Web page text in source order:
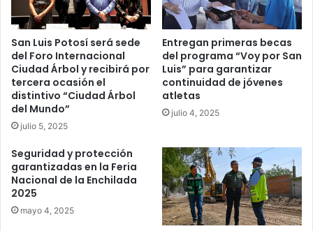
San Luis Potosí será sede
del Foro Internacional
Ciudad Árbol y recibirá por
tercera ocasión el
distintivo “Ciudad Árbol
del Mundo”
julio 5, 2025
Entregan primeras becas
del programa “Voy por San
Luis” para garantizar
continuidad de jóvenes
atletas
julio 4, 2025
Seguridad y protección
garantizadas en la Feria
Nacional de la Enchilada
2025
mayo 4, 2025